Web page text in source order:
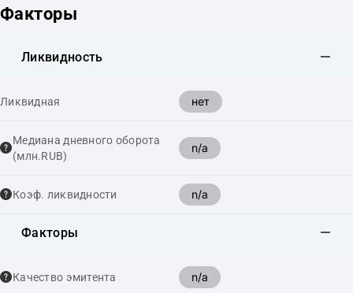
Факторы
Ликвидность
Ликвидная нет
Медиана дневного оборота
(млн.RUB)
n/a
Коэф. ликвидности n/a
Факторы
Качество эмитента n/a